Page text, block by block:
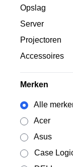
Opslag
Server
Projectoren
Accessoires
Merken
Alle
Acer
Asus
Case
DELL
Basic Onsite
Op voorraad